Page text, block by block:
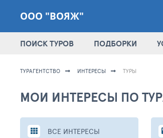
ООО "ВОЯЖ"
ПОИСК ТУРОВ ПОДБОРКИ
ТУРАГЕНТСТВО ИНТЕРЕСЫ ТУРЫ
МОИ ИНТЕРЕСЫ ПО
ВСЕ ИНТЕРЕСЫ